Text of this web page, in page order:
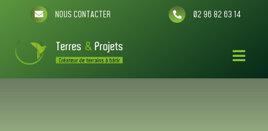
NOUS CONTACTER 02 96 82 63 14